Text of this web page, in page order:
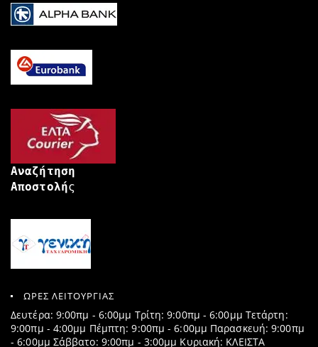
Αναζήτηση
Αποστολής
ΩΡΕΣ ΛΕΙΤΟΥΡΓΙΑΣ
Δευτέρα: 9:00πμ - 6:00μμ Τρίτη: 9:00πμ - 6:00μμ Τετάρτη:
9:00πμ - 4:00μμ Πέμπτη: 9:00πμ - 6:00μμ Παρασκευή: 9:00πμ
- 6:00μμ Σάββατο: 9:00πμ - 3:00μμ Κυριακή: ΚΛΕΙΣΤΑ